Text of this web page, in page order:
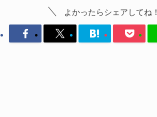
よかったらシェアしてね！